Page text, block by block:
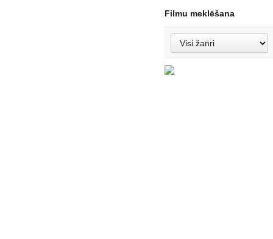
Filmu meklēšana